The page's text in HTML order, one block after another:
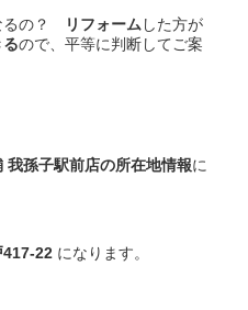
るの？ リフォーム した方が
ので、平等に判断してご案
我孫子駅前店の所在地情報に
417-22 になります。